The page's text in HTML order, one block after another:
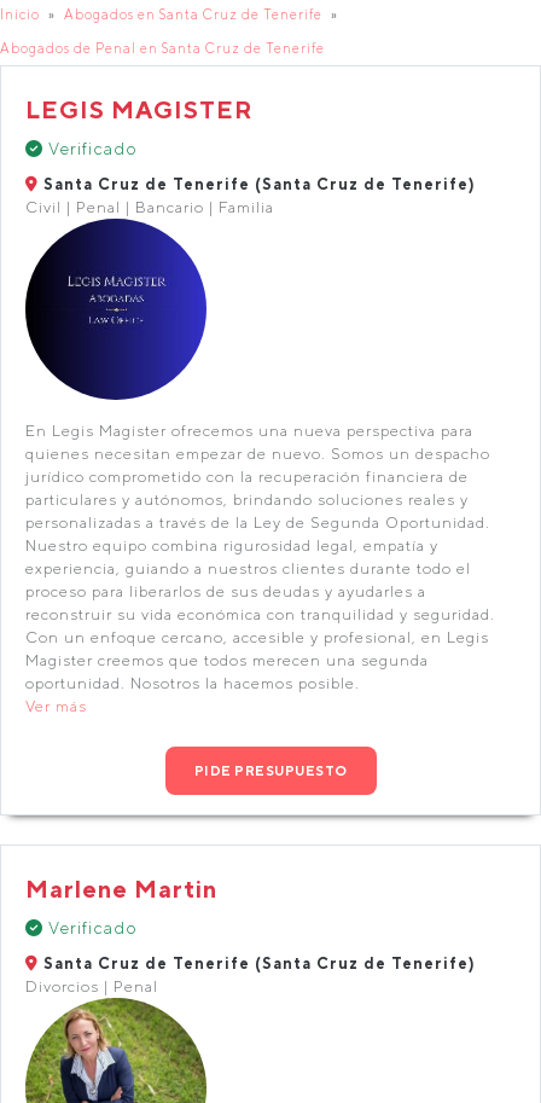
Inicio Abogados en Santa Cruz de Tenerife
Abogados de Penal en Santa Cruz de Tenerife
LEGIS MAGISTER
Verificado
Santa Cruz de Tenerife (Santa Cruz de Tenerife)
Civil | Penal | Bancario | Familia
En Legis Magister ofrecemos una nueva perspectiva para
quienes necesitan empezar de nuevo. Somos un despacho
jurídico comprometido con la recuperación financiera de
particulares y autónomos, brindando soluciones reales y
personalizadas a través de la Ley de Segunda Oportunidad.
Nuestro equipo combina rigurosidad legal, empatía y
experiencia, guiando a nuestros clientes durante todo el
proceso para liberarlos de sus deudas y ayudarles a
reconstruir su vida económica con tranquilidad y seguridad.
Con un enfoque cercano, accesible y profesional, en Legis
Magister creemos que todos merecen una segunda
oportunidad. Nosotros la hacemos posible.
Ver más
PIDE PRESUPUESTO
Marlene Martin
Verificado
Santa Cruz de Tenerife (Santa Cruz de Tenerife)
Divorcios | Penal